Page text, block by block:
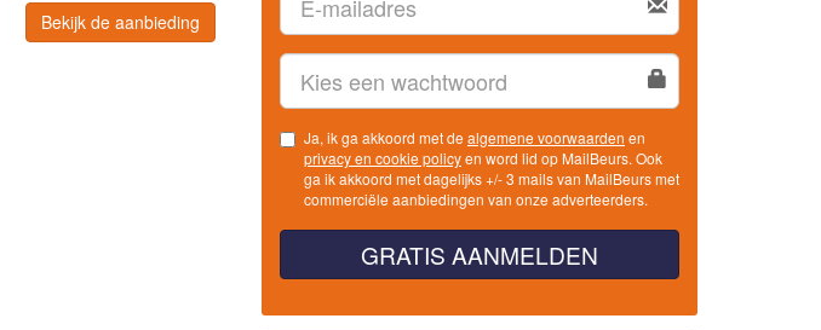
Bekijk de aanbieding
Ja, ik ga akkoord met de algemene voorwaarden en
privacy en cookie policy
ga ik akkoord met dagelijks +/- 3 mails van MailBeurs met
commerciële aanbiedingen van onze adverteerders.
GRATIS AANMELDEN